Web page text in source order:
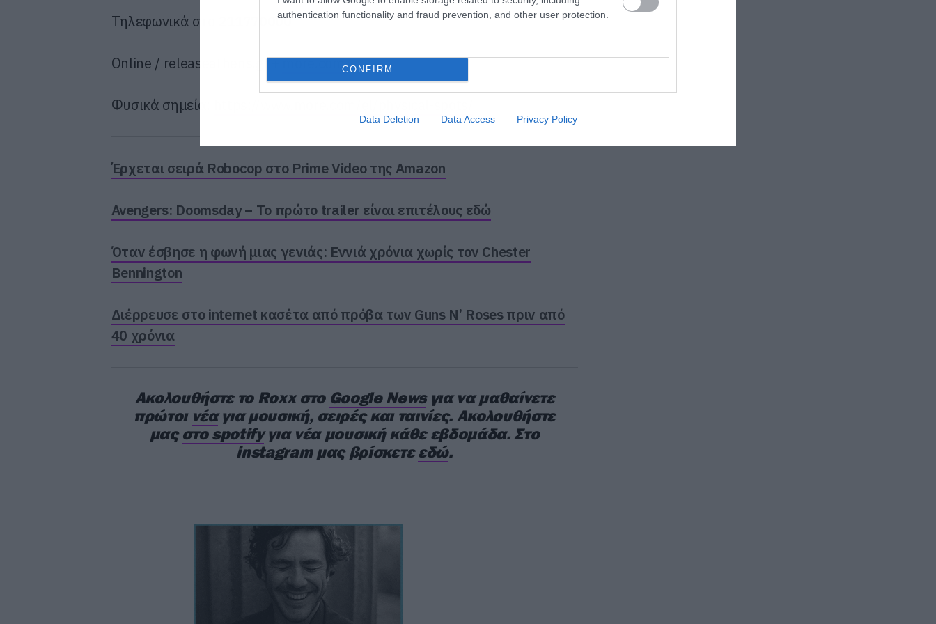
authentication functionality and fraud prevention, and other user protection.
CONFIRM
Data Deletion Data Access Privacy Policy
Τηλεφωνικά στο 211770000
Online / releaseathens.gr +more.com
Φυσικά σημεία:
Έρχεται σειρά Robocop στο Prime Video της Amazon
Avengers: Doomsday – Το πρώτο trailer είναι επιτέλους εδώ
Όταν έσβησε η φωνή μιας γενιάς: Εννιά χρόνια χωρίς τον Chester
Bennington
Διέρρευσε στο internet κασέτα από πρόβα των Guns N’ Roses πριν από
40 χρόνια
Ακολουθήστε το Roxx στο Google Newsγια να μαθαίνετε
πρώτοι νέαγια μουσική, σειρές και ταινίες. Ακολουθήστε
μαςστο spotifyγια νέα μουσική κάθε εβδομάδα. Στο
instagram μας βρίσκετεεδώ.